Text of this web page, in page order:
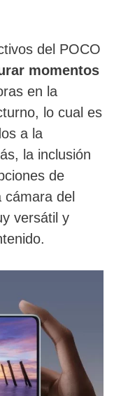
del POCO
momentos
en la
lo cual es
a la
la inclusión
de
cámara del
versátil y